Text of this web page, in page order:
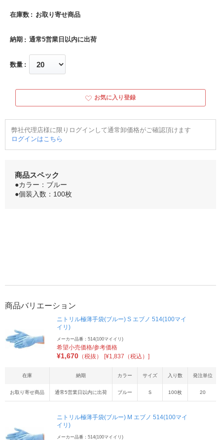
在庫数 お取り寄せ商品
納期 通常5営業日以内に出荷
数量
お気に入り登録
弊社代理店様に限りログインして通常卸価格がご確認頂けます
ログインはこちら
商品スペック
●カラー：ブルー
●個装入数：100枚
商品バリエーション
ニトリル極薄手袋(ブルー) S エブノ 514(100マイ
イリ)
メーカー品番：514(100マイイリ)
希望小売価格/参考価格
¥1,670 （税抜） [¥1,837（税込）]
在庫 納期 カラー サイズ 入り数 発注単位
お取り寄せ商品 通常5営業日以内に出荷 ブルー Ｓ 100枚 20
ニトリル極薄手袋(ブルー) M エブノ 514(100マイ
イリ)
メーカー品番：514(100マイイリ)